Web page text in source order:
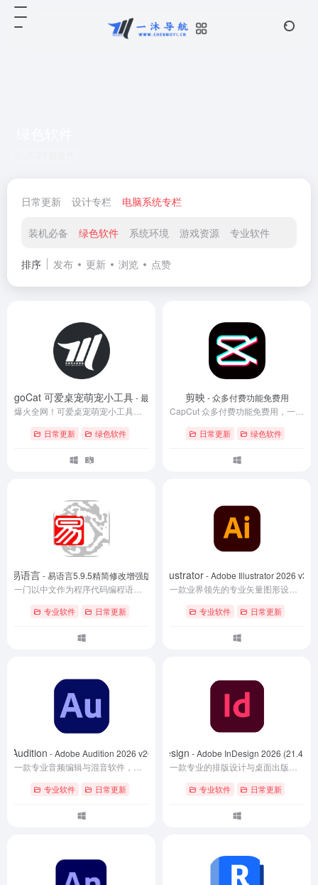
日常更新 设计专栏 电脑系统专栏
装机必备 绿色软件 系统环境 游戏资源 专业软件
排序 发布 更新 浏览 点赞
可爱桌宠萌宠小工具- 最新版
日常更新 绿色软件
剪映- 众多付费功能免费用
日常更新 绿色软件
易语言- 易语言5.9.5精简修改增强版
专业软件 日常更新
Adobe Illustrator- Adobe Illustrator 2026
专业软件 日常更新
Audition - Adobe Audition 2026 v26.3.0.079
专业软件 日常更新
Adobe InDesign - Adobe InDesign 2026
专业软件 日常更新